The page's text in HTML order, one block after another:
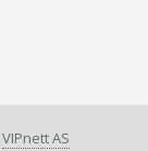
VIPnett AS